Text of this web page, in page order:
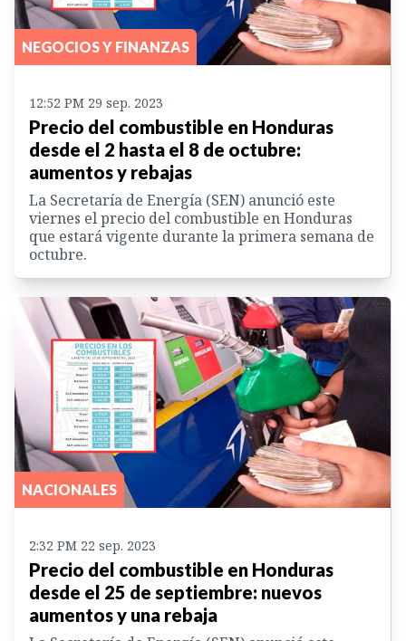
NEGOCIOS Y FINANZAS
12:52 PM 29 sep. 2023
Precio del combustible en Honduras
desde el 2 hasta el 8 de octubre:
aumentos y rebajas
La Secretaría de Energía (SEN) anunció este
viernes el precio del combustible en Honduras
que estará vigente durante la primera semana de
octubre.
NACIONALES
2:32 PM 22 sep. 2023
Precio del combustible en Honduras
desde el 25 de septiembre: nuevos
aumentos y una rebaja